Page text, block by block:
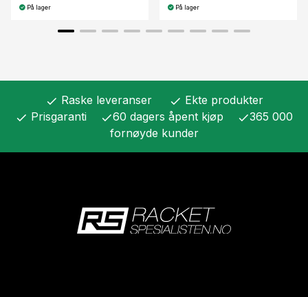
På lager På lager
check Raske leveranser check Ekte produkter
check Prisgaranti check60 dagers åpent kjøp check365 000
fornøyde kunder